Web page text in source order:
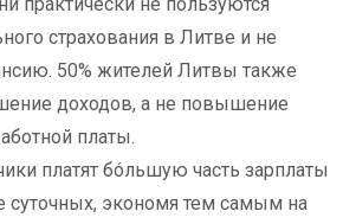
страхования в Литве и не
50% жителей Литвы также
доходов, а не повышение
платы.
платят бóльшую часть зарплаты
суточных, экономя тем самым на